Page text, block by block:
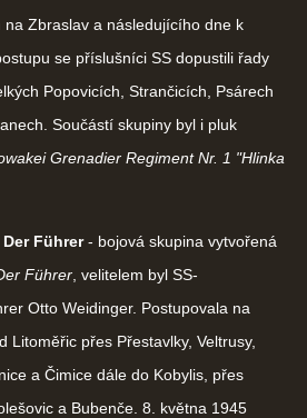
na Zbraslav a následujícího dne k
se příslušníci SS dopustili řady
Popovicích, Strančicích, Psárech
Součástí skupiny byl i pluk
Grenadier Regiment Nr. 1 "Hlinka
Führer- bojová skupina vytvořená
Führer , velitelem byl SS-
Otto Weidinger. Postupovala na
Litoměřic přes Přestavlky, Veltrusy,
a Čimice dále do Kobylis, přes
a Bubenče. 8. května 1945